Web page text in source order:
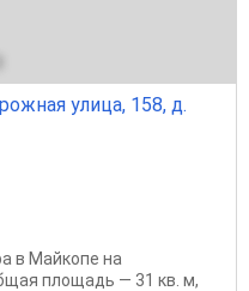
улица, 158, д.
в Майкопе на
площадь — 31 кв. м,